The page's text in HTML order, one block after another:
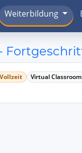
Weiterbildung
Vollzeit Virtual Classroom